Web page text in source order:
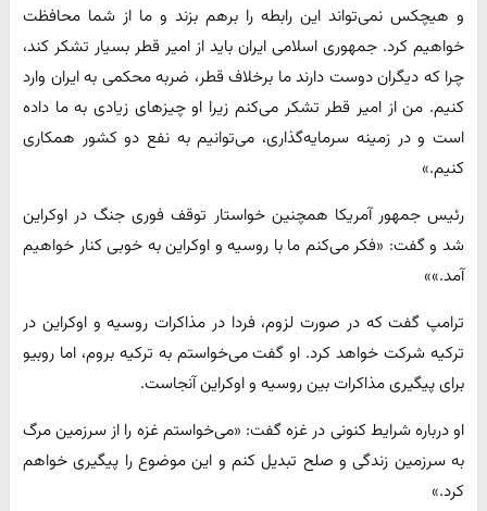
و هیچکس نمی‌تواند این رابطه را برهم بزند و ما از شما محافظت
خواهیم کرد. جمهوری اسلامی ایران باید از امیر قطر بسیار تشکر کند،
چرا که دیگران دوست دارند ما برخلاف قطر، ضربه محکمی به ایران وارد
کنیم. من از امیر قطر تشکر می‌کنم زیرا او چیزهای زیادی به ما داده
است و در زمینه سرمایه‌گذاری، می‌توانیم به نفع دو کشور همکاری
کنیم.»
رئیس جمهور آمریکا همچنین خواستار توقف فوری جنگ در اوکراین
شد و گفت: «فکر می‌کنم ما با روسیه و اوکراین به خوبی کنار خواهیم
آمد.»»
ترامپ گفت که در صورت لزوم، فردا در مذاکرات روسیه و اوکراین در
ترکیه شرکت خواهد کرد. او گفت می‌خواستم به ترکیه بروم، اما روبیو
برای پیگیری مذاکرات بین روسیه و اوکراین آنجاست.
او درباره شرایط کنونی در غزه گفت: «می‌خواستم غزه را از سرزمین مرگ
به سرزمین زندگی و صلح تبدیل کنم و این موضوع را پیگیری خواهم
کرد.»